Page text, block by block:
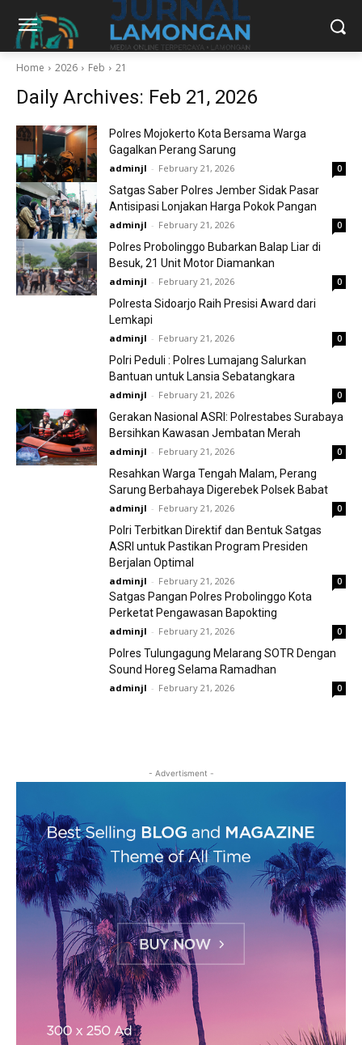
Home 2026 Feb 21
Daily Archives: Feb 21, 2026
Polres Mojokerto Kota Bersama Warga
Gagalkan Perang Sarung
adminjl - February 21, 2026 0
Satgas Saber Polres Jember Sidak Pasar
Antisipasi Lonjakan Harga Pokok Pangan
adminjl - February 21, 2026 0
Polres Probolinggo Bubarkan Balap Liar di
Besuk, 21 Unit Motor Diamankan
adminjl - February 21, 2026 0
Polresta Sidoarjo Raih Presisi Award dari
Lemkapi
adminjl - February 21, 2026 0
Polri Peduli : Polres Lumajang Salurkan
Bantuan untuk Lansia Sebatangkara
adminjl - February 21, 2026 0
Gerakan Nasional ASRI: Polrestabes Surabaya
Bersihkan Kawasan Jembatan Merah
adminjl - February 21, 2026 0
Resahkan Warga Tengah Malam, Perang
Sarung Berbahaya Digerebek Polsek Babat
adminjl - February 21, 2026 0
Polri Terbitkan Direktif dan Bentuk Satgas
ASRI untuk Pastikan Program Presiden
Berjalan Optimal
adminjl - February 21, 2026 0
Satgas Pangan Polres Probolinggo Kota
Perketat Pengawasan Bapokting
adminjl - February 21, 2026 0
Polres Tulungagung Melarang SOTR Dengan
Sound Horeg Selama Ramadhan
adminjl - February 21, 2026 0
- Advertisment -